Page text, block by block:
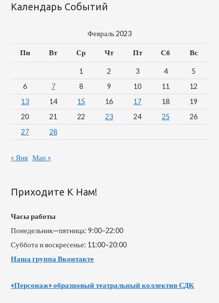
Календарь Событий
Февраль 2023
Пн Вт Ср Чт Пт Сб Вс
1 2 3 4
5
6
7 8 9 10 11
12
13
14 15 16 17 18
19
20
21 22 23 24 25
26
27
28
« Янв Мар »
Приходите К Нам!
Часы работы
Понедельник—пятница: 9:00–22:00
Суббота и воскресенье: 11:00–20:00
Наша группа Вконтакте
«Персонаж» образцовый театральный коллектив СДК